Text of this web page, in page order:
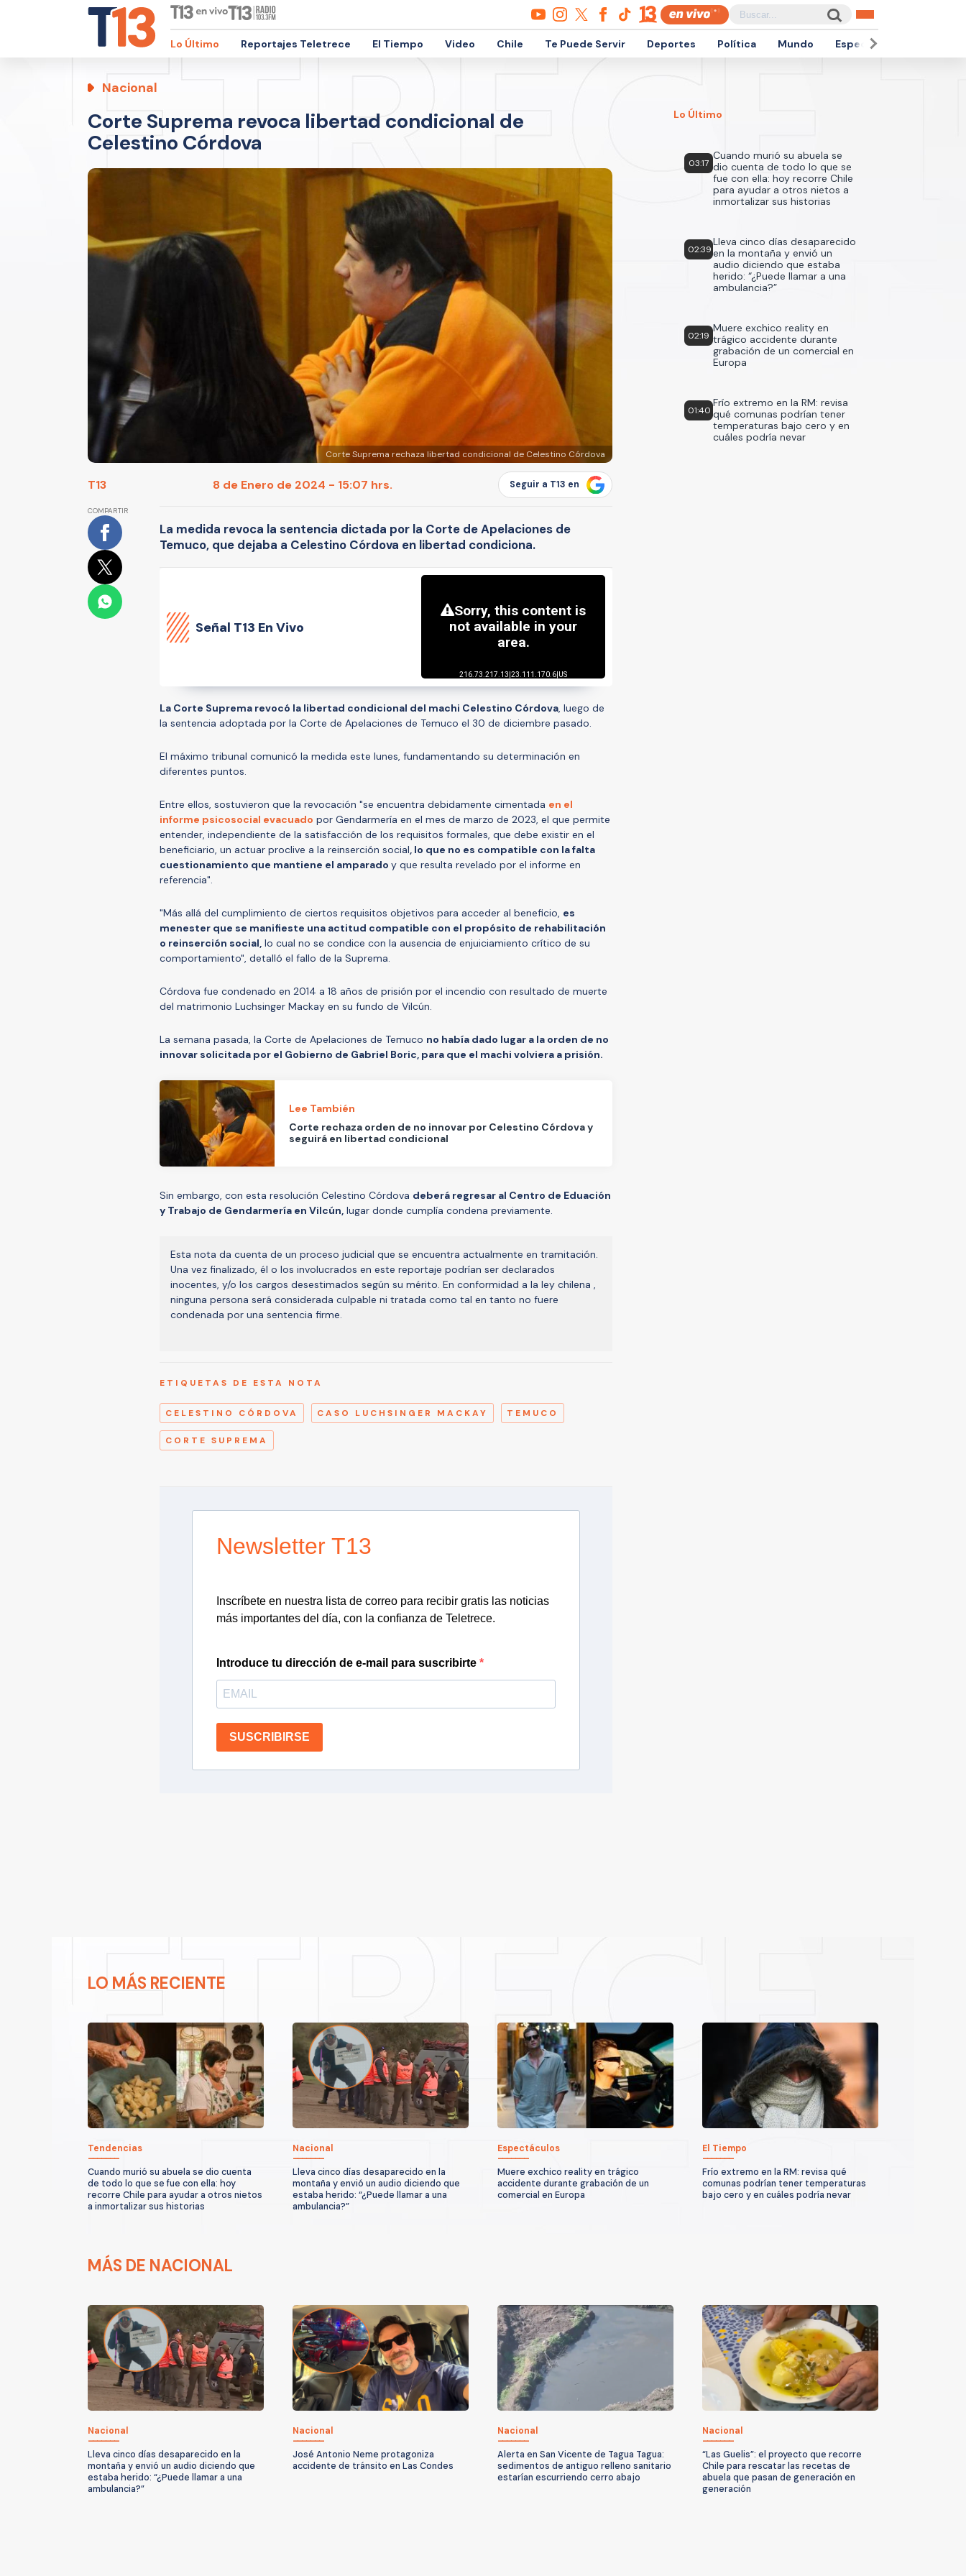
Lo Último Reportajes Teletrece El Tiempo Video Chile Te Puede Servir Deportes Política Mundo Espectáculos
Nacional
Corte Suprema revoca libertad condicional de
Celestino Córdova
Corte Suprema rechaza libertad condicional de Celestino Córdova
T13 8 de Enero de 2024 - 15:07 hrs. Seguir a T13 en
COMPARTIR
La medida revoca la sentencia dictada por la Corte de Apelaciones de
Temuco, que dejaba a Celestino Córdova en libertad condiciona.
Señal T13 En Vivo
La Corte Suprema revocó la libertad condicional del machi Celestino Córdova, luego de
la sentencia adoptada por la Corte de Apelaciones de Temuco el 30 de diciembre pasado.
El máximo tribunal comunicó la medida este lunes, fundamentando su determinación en
diferentes puntos.
Entre ellos, sostuvieron que la revocación "se encuentra debidamente cimentada en el
informe psicosocial evacuado por Gendarmería en el mes de marzo de 2023, el que permite
entender, independiente de la satisfacción de los requisitos formales, que debe existir en el
beneficiario, un actuar proclive a la reinserción social, lo que no es compatible con la falta
cuestionamiento que mantiene el amparado y que resulta revelado por el informe en
referencia".
"Más allá del cumplimiento de ciertos requisitos objetivos para acceder al beneficio, es
menester que se manifieste una actitud compatible con el propósito de rehabilitación
o reinserción social, lo cual no se condice con la ausencia de enjuiciamiento crítico de su
comportamiento", detalló el fallo de la Suprema.
Córdova fue condenado en 2014 a 18 años de prisión por el incendio con resultado de muerte
del matrimonio Luchsinger Mackay en su fundo de Vilcún.
La semana pasada, la Corte de Apelaciones de Temuco no había dado lugar a la orden de no
innovar solicitada por el Gobierno de Gabriel Boric, para que el machi volviera a prisión.
Lee También
Corte rechaza orden de no innovar por Celestino Córdova y
seguirá en libertad condicional
Sin embargo, con esta resolución Celestino Córdova deberá regresar al Centro de Eduación
y Trabajo de Gendarmería en Vilcún, lugar donde cumplía condena previamente.
Esta nota da cuenta de un proceso judicial que se encuentra actualmente en tramitación.
Una vez finalizado, él o los involucrados en este reportaje podrían ser declarados
inocentes, y/o los cargos desestimados según su mérito. En conformidad a la ley chilena ,
ninguna persona será considerada culpable ni tratada como tal en tanto no fuere
condenada por una sentencia firme.
ETIQUETAS DE ESTA NOTA
CELESTINO CÓRDOVA CASO LUCHSINGER MACKAY TEMUCO
CORTE SUPREMA
Newsletter T13
Inscríbete en nuestra lista de correo para recibir gratis las noticias
más importantes del día, con la confianza de Teletrece.
Introduce tu dirección de e-mail para suscribirte
SUSCRIBIRSE
Lo Último
03:17
Cuando murió su abuela se
dio cuenta de todo lo que se
fue con ella: hoy recorre Chile
para ayudar a otros nietos a
inmortalizar sus historias
02:39
Lleva cinco días desaparecido
en la montaña y envió un
audio diciendo que estaba
herido: “¿Puede llamar a una
ambulancia?”
02:19
Muere exchico reality en
trágico accidente durante
grabación de un comercial en
Europa
01:40
Frío extremo en la RM: revisa
qué comunas podrían tener
temperaturas bajo cero y en
cuáles podría nevar
LO MÁS RECIENTE
Tendencias
Cuando murió su abuela se dio cuenta
de todo lo que se fue con ella: hoy
recorre Chile para ayudar a otros nietos
a inmortalizar sus historias
Nacional
Lleva cinco días desaparecido en la
montaña y envió un audio diciendo que
estaba herido: “¿Puede llamar a una
ambulancia?”
Espectáculos
Muere exchico reality en trágico
accidente durante grabación de un
comercial en Europa
El Tiempo
Frío extremo en la RM: revisa qué
comunas podrían tener temperaturas
bajo cero y en cuáles podría nevar
MÁS DE NACIONAL
Nacional
Lleva cinco días desaparecido en la
montaña y envió un audio diciendo que
estaba herido: “¿Puede llamar a una
ambulancia?”
Nacional
José Antonio Neme protagoniza
accidente de tránsito en Las Condes
Nacional
Alerta en San Vicente de Tagua Tagua:
sedimentos de antiguo relleno sanitario
estarían escurriendo cerro abajo
Nacional
“Las Guelis”: el proyecto que recorre
Chile para rescatar las recetas de
abuela que pasan de generación en
generación